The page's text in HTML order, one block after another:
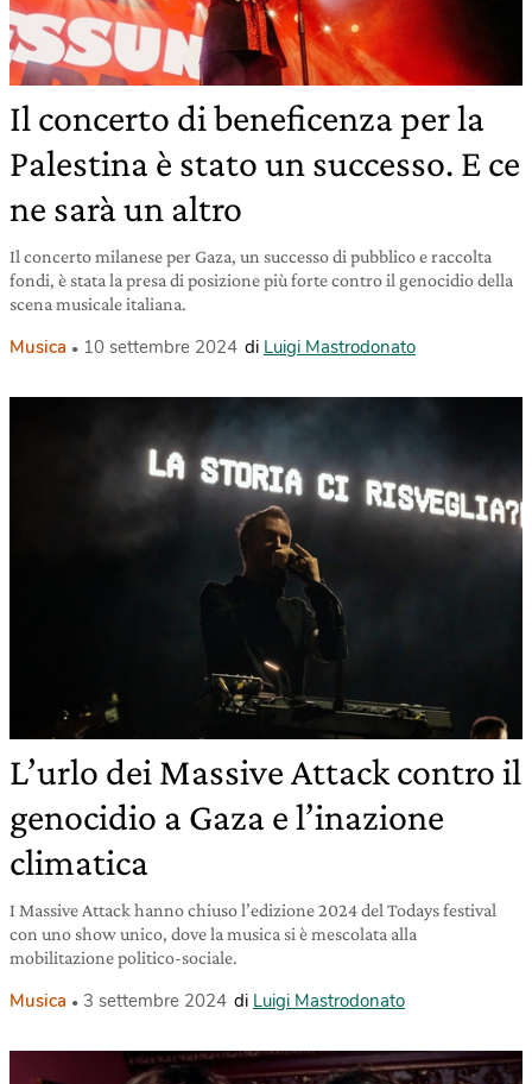
Il concerto di beneficenza per la
Palestina è stato un successo. E ce
ne sarà un altro
Il concerto milanese per Gaza, un successo di pubblico e raccolta
fondi, è stata la presa di posizione più forte contro il genocidio della
scena musicale italiana.
Musica 10 settembre 2024 di Luigi Mastrodonato
L’urlo dei Massive Attack contro il
genocidio a Gaza e l’inazione
climatica
I Massive Attack hanno chiuso l’edizione 2024 del Todays festival
con uno show unico, dove la musica si è mescolata alla
mobilitazione politico-sociale.
Musica 3 settembre 2024 di Luigi Mastrodonato